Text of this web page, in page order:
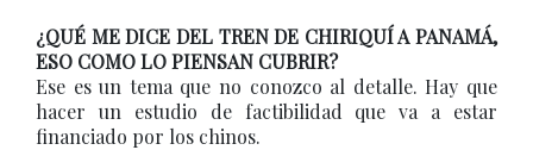
¿QUÉ ME DICE DEL TREN DE CHIRIQUÍ A PANAMÁ,
ESO COMO LO PIENSAN CUBRIR?
Ese es un tema que no conozco al detalle. Hay que
hacer un estudio de factibilidad que va a estar
financiado por los chinos.